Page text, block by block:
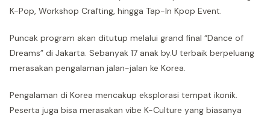
K-Pop, Workshop Crafting, hingga Tap-In Kpop Event.
Puncak program akan ditutup melalui grand final “Dance of
Dreams” di Jakarta. Sebanyak 17 anak by.U terbaik berpeluang
merasakan pengalaman jalan-jalan ke Korea.
Pengalaman di Korea mencakup eksplorasi tempat ikonik.
Peserta juga bisa merasakan vibe K-Culture yang biasanya